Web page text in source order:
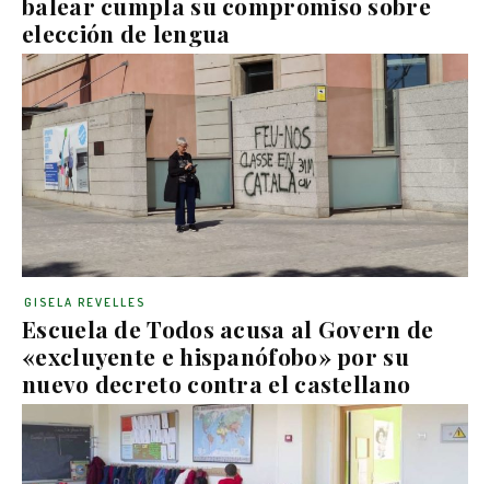
elección de lengua
Escuela de Todos acusa al Govern de
«excluyente e hispanófobo» por su
nuevo decreto contra el castellano
GISELA REVELLES